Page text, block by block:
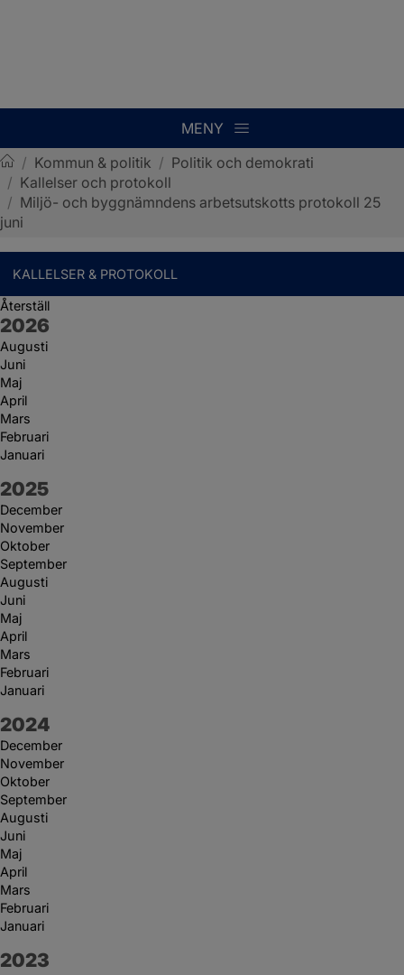
MENY
Sotenäs kommun
/ Kommun & politik / Politik och demokrati
/ Kallelser och protokoll
/ Miljö- och byggnämndens arbetsutskotts protokoll 25
juni
KALLELSER & PROTOKOLL
Återställ
År:
2026
Augusti
Juni
Maj
April
Mars
Februari
Januari
År:
2025
December
November
Oktober
September
Augusti
Juni
Maj
April
Mars
Februari
Januari
År:
2024
December
November
Oktober
September
Augusti
Juni
Maj
April
Mars
Februari
Januari
År:
2023